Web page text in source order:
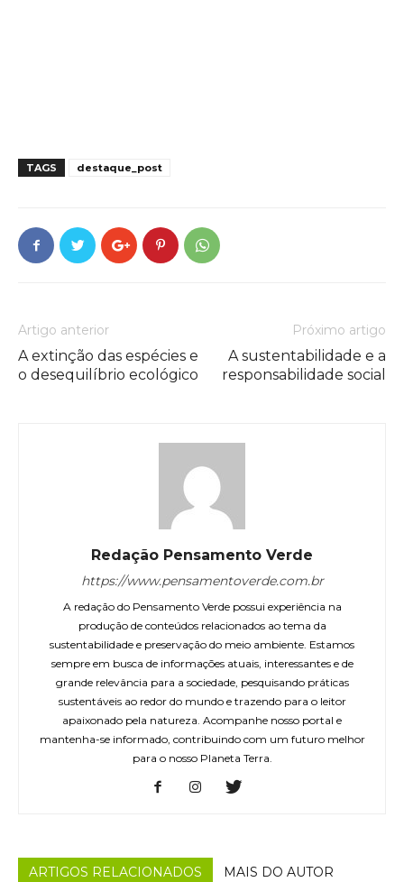
TAGS destaque_post
Artigo anterior
A extinção das espécies e
o desequilíbrio ecológico
Próximo artigo
A sustentabilidade e a
responsabilidade social
Redação Pensamento Verde
https://www.pensamentoverde.com.br
A redação do Pensamento Verde possui experiência na
produção de conteúdos relacionados ao tema da
sustentabilidade e preservação do meio ambiente. Estamos
sempre em busca de informações atuais, interessantes e de
grande relevância para a sociedade, pesquisando práticas
sustentáveis ao redor do mundo e trazendo para o leitor
apaixonado pela natureza. Acompanhe nosso portal e
mantenha-se informado, contribuindo com um futuro melhor
para o nosso Planeta Terra.
ARTIGOS RELACIONADOS MAIS DO AUTOR